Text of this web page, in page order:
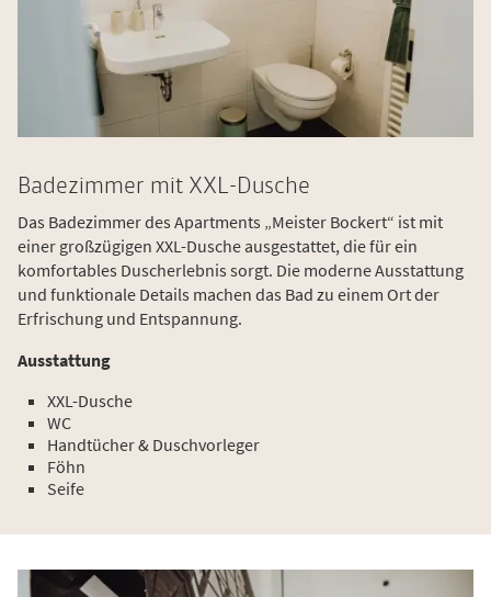
Badezimmer mit XXL-Dusche
Das Badezimmer des Apartments „Meister Bockert“ ist mit
einer großzügigen XXL-Dusche ausgestattet, die für ein
komfortables Duscherlebnis sorgt. Die moderne Ausstattung
und funktionale Details machen das Bad zu einem Ort der
Erfrischung und Entspannung.
Ausstattung
XXL-Dusche
WC
Handtücher & Duschvorleger
Föhn
Seife